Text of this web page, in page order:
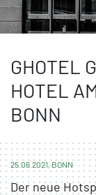
GHOTEL
HOTEL
BONN
25.06.2021, BONN
Der neue